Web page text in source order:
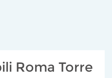
Roma Torre